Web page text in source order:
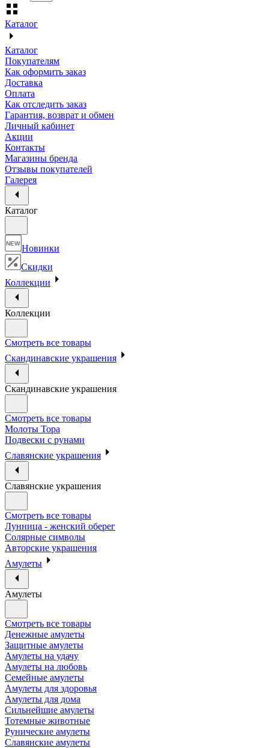
Каталог
Каталог
Покупателям
Как оформить заказ
Доставка
Оплата
Как отследить заказ
Гарантия, возврат и обмен
Личный кабинет
Акции
Контакты
Магазины бренда
Отзывы покупателей
Галерея
Каталог
NEW Новинки
Скидки
Коллекции
Коллекции
Смотреть все товары
Скандинавские украшения
Скандинавские украшения
Смотреть все товары
Молоты Тора
Подвески с рунами
Славянские украшения
Славянские украшения
Смотреть все товары
Лунница - женский оберег
Солярные символы
Авторские украшения
Амулеты
Амулеты
Смотреть все товары
Денежные амулеты
Защитные амулеты
Амулеты на удачу
Амулеты на любовь
Семейные амулеты
Амулеты для здоровья
Амулеты для дома
Сильнейшие амулеты
Тотемные животные
Рунические амулеты
Славянские амулеты